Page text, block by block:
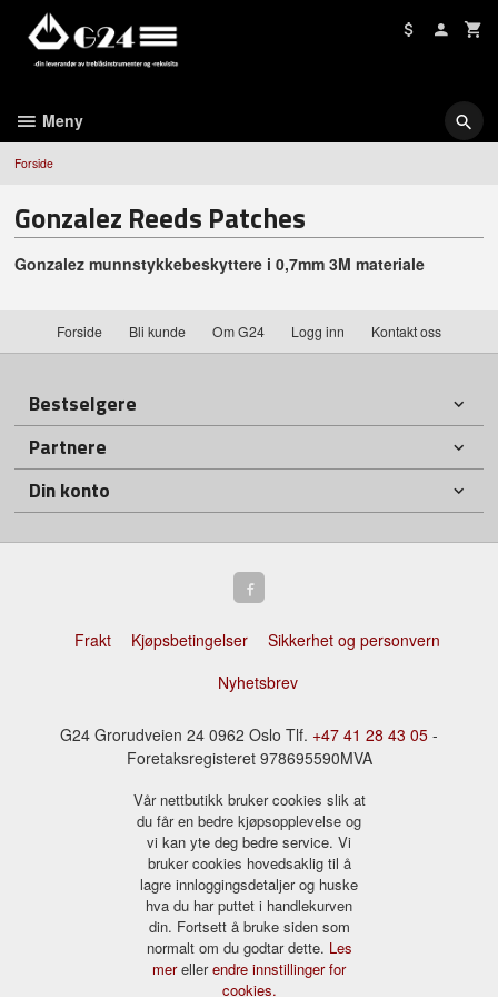
innholdet
Meny
Forside
Gonzalez Reeds Patches
Gonzalez munnstykkebeskyttere i 0,7mm 3M materiale
Forside Bli kunde Om G24 Logg inn Kontakt oss
Bestselgere
Partnere
Din konto
Frakt Kjøpsbetingelser
Sikkerhet og personvern
Nyhetsbrev
G24 Grorudveien 24 0962 Oslo Tlf. +47 41 28 43 05 -
Foretaksregisteret 978695590MVA
Vår nettbutikk bruker cookies slik at
du får en bedre kjøpsopplevelse og
vi kan yte deg bedre service. Vi
bruker cookies hovedsaklig til å
lagre innloggingsdetaljer og huske
hva du har puttet i handlekurven
din. Fortsett å bruke siden som
normalt om du godtar dette. Les
merellerendre innstillinger for
cookies.